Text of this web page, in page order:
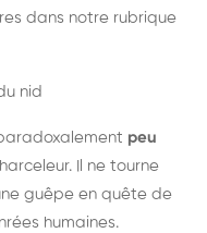
dans notre rubrique
nid
peu
Il ne tourne
guêpe en quête de
humaines.